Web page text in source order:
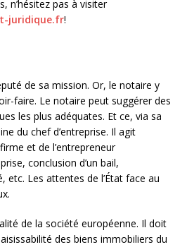
n’hésitez pas à visiter
juridique.fr!
de sa mission. Or, le notaire y
faire. Le notaire peut suggérer des
les plus adéquates. Et ce, via sa
du chef d’entreprise. Il agit
et de l’entrepreneur
conclusion d’un bail,
etc. Les attentes de l’État face au
de la société européenne. Il doit
des biens immobiliers du